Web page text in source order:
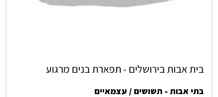
בית אבות בירושלים - תפארת בנים מרגוע
בתי אבות - תשושים / עצמאיים